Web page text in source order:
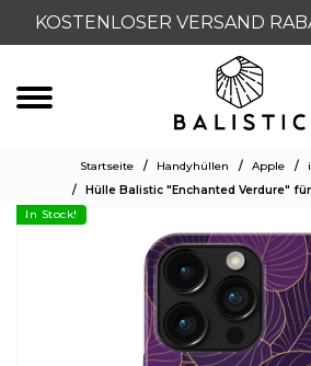
KOSTENLOSER VERSAND
Startseite / Handyhüllen / Apple /
/
Hülle Balistic "Enchanted Verdure"
In Stock!